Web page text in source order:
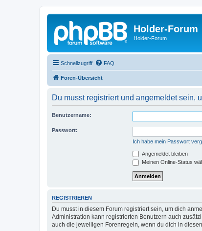
Holder-Forum
Holder-Forum
Schnellzugriff FAQ
Foren-Übersicht
Du musst registriert und angemeldet sein,
Benutzername:
Passwort:
Ich habe mein Passwort
Angemeldet bleiben
Meinen Online-Status
REGISTRIEREN
Du musst in diesem Forum registriert sein, um dich
Administration kann registrierten Benutzern auch
auch die jeweiligen Forenregeln, wenn du dich in